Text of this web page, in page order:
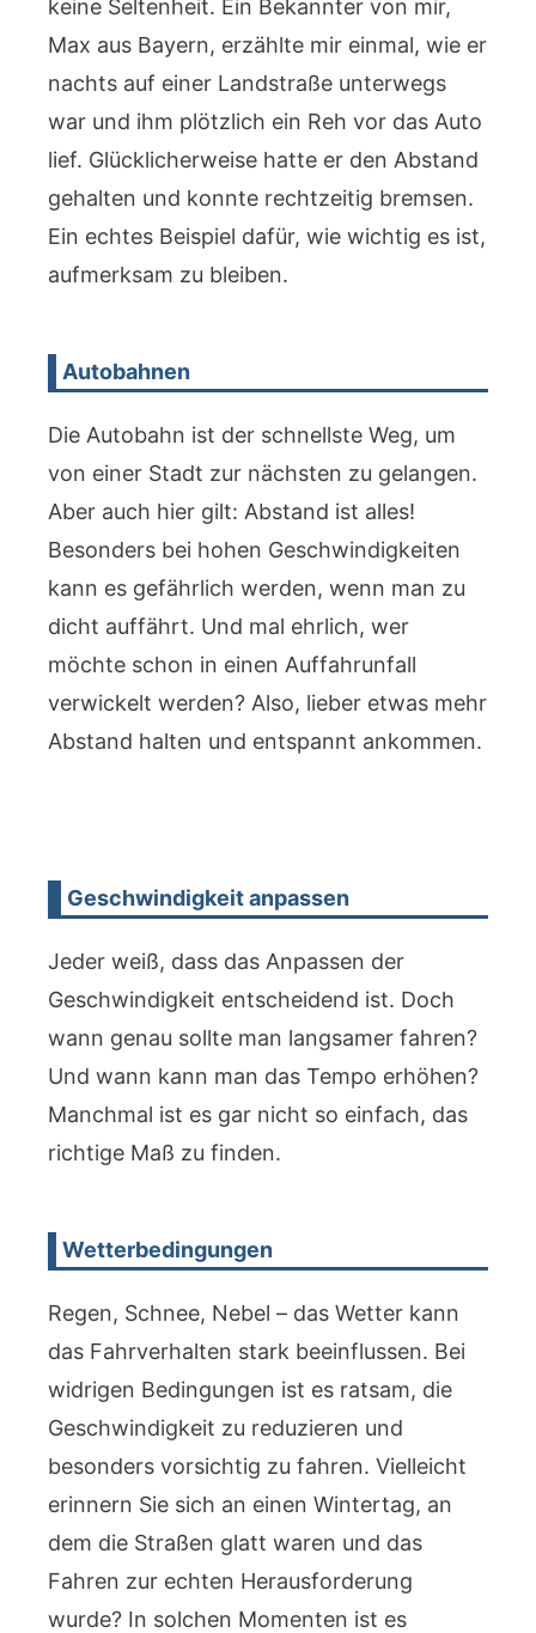
keine Seltenheit. Ein Bekannter von mir,
Max aus Bayern, erzählte mir einmal, wie er
nachts auf einer Landstraße unterwegs
war und ihm plötzlich ein Reh vor das Auto
lief. Glücklicherweise hatte er den Abstand
gehalten und konnte rechtzeitig bremsen.
Ein echtes Beispiel dafür, wie wichtig es ist,
aufmerksam zu bleiben.
Autobahnen
Die Autobahn ist der schnellste Weg, um
von einer Stadt zur nächsten zu gelangen.
Aber auch hier gilt: Abstand ist alles!
Besonders bei hohen Geschwindigkeiten
kann es gefährlich werden, wenn man zu
dicht auffährt. Und mal ehrlich, wer
möchte schon in einen Auffahrunfall
verwickelt werden? Also, lieber etwas mehr
Abstand halten und entspannt ankommen.
Geschwindigkeit anpassen
Jeder weiß, dass das Anpassen der
Geschwindigkeit entscheidend ist. Doch
wann genau sollte man langsamer fahren?
Und wann kann man das Tempo erhöhen?
Manchmal ist es gar nicht so einfach, das
richtige Maß zu finden.
Wetterbedingungen
Regen, Schnee, Nebel – das Wetter kann
das Fahrverhalten stark beeinflussen. Bei
widrigen Bedingungen ist es ratsam, die
Geschwindigkeit zu reduzieren und
besonders vorsichtig zu fahren. Vielleicht
erinnern Sie sich an einen Wintertag, an
dem die Straßen glatt waren und das
Fahren zur echten Herausforderung
wurde? In solchen Momenten ist es